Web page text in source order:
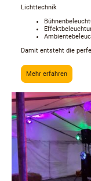
Lichttechnik
Damit entsteht die
Mehr erfahren